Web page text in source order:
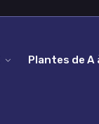
Plantes de A